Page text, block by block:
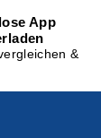
App
&